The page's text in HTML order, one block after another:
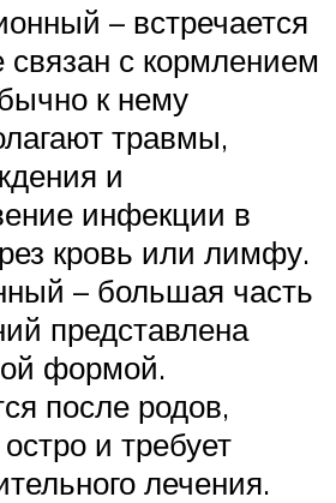
– встречается
связан с кормлением
к нему
травмы,
и
инфекции в
кровь или лимфу.
– большая часть
представлена
формой.
после родов,
и требует
лечения.